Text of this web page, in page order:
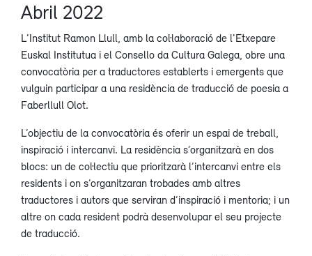
Abril 2022
L'Institut Ramon Llull, amb la col·laboració de l'Etxepare
Euskal Institutua i el Consello da Cultura Galega, obre una
convocatòria per a traductores establerts i emergents que
vulguin participar a una residència de traducció de poesia a
Faberllull Olot.
L’objectiu de la convocatòria és oferir un espai de treball,
inspiració i intercanvi. La residència s’organitzarà en dos
blocs: un de col·lectiu que prioritzarà l’intercanvi entre els
residents i on s’organitzaran trobades amb altres
traductores i autors que serviran d’inspiració i mentoria; i un
altre on cada resident podrà desenvolupar el seu projecte
de traducció.